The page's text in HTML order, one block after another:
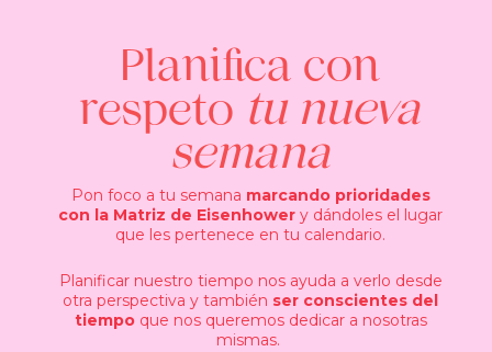
Planifica con
respeto tu nueva
semana
Pon foco a tu semana marcando prioridades
con la Matriz de Eisenhower y dándoles el lugar
que les pertenece en tu calendario.
Planificar nuestro tiempo nos ayuda a verlo desde
otra perspectiva y también ser conscientes del
tiempo que nos queremos dedicar a nosotras
mismas.